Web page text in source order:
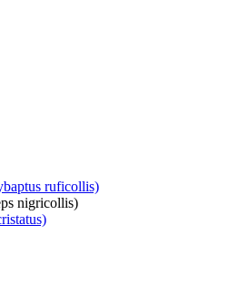
ruficollis)
nigricollis)